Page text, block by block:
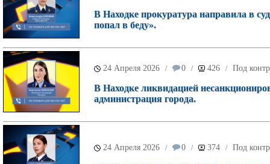
В Находке прокуратура направила в
попал в беду».
24 Апреля 2026 / 0 / 426 / Под
В Находке ликвидацией
администрация города.
24 Апреля 2026 / 0 / 374 / Под